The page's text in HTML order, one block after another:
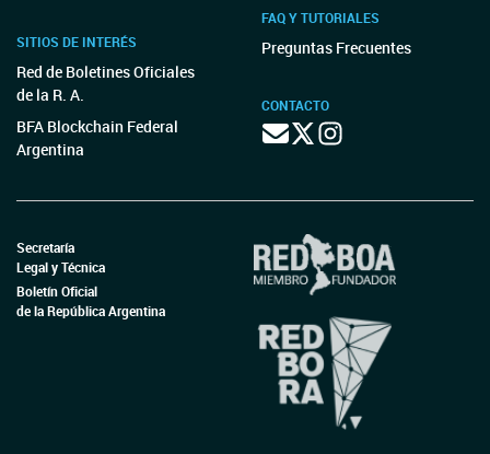
SITIOS DE INTERÉS
Red de Boletines Oficiales
de la R. A.
BFA Blockchain Federal
Argentina
FAQ Y TUTORIALES
Preguntas Frecuentes
CONTACTO
Secretaría
Legal y Técnica
Boletín Oficial
de la República Argentina